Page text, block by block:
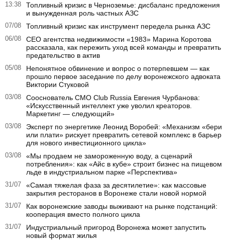
13:38
Топливный кризис в Черноземье: дисбаланс предложения
и вынужденная роль частных АЗС
07/08 Топливный кризис как инструмент передела рынка АЗС
06/08
CEO агентства недвижимости «1983» Марина Коротова
рассказала, как пережить уход всей команды и превратить
предательство в актив
05/08
Непонятное обвинение и вопрос о потерпевшем — как
прошло первое заседание по делу воронежского адвоката
Виктории Стуковой
03/08
Сооснователь CMO Club Russia Евгения Чурбанова:
«Искусственный интеллект уже уволил креаторов.
Маркетинг — следующий»
03/08
Эксперт по энергетике Леонид Воробей: «Механизм «бери
или плати» рискует превратить сетевой комплекс в барьер
для нового инвестиционного цикла»
03/08
«Мы продаем не замороженную воду, а сценарий
потребления»: как «Айс в кубе» строит бизнес на пищевом
льде в индустриальном парке «Перспектива»
31/07
«Самая тяжелая фаза за десятилетие»: как массовые
закрытия ресторанов в Воронеже стали новой нормой
31/07
Как воронежские заводы выживают на рынке подстанций:
кооперация вместо полного цикла
31/07
Индустриальный пригород Воронежа может запустить
новый формат жилья